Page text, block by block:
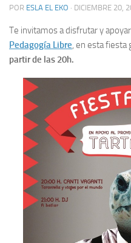
POR ESLA EL EKO · DICIEMBRE 20,
Te invitamos a disfrutar y
Pedagogía Libre, en esta fiesta
partir de las 20h.